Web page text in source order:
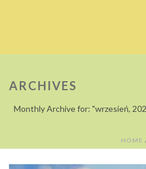
ARCHIVES
Monthly Archive for: "wrzesień,
HOME